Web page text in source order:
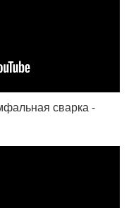
сварка -